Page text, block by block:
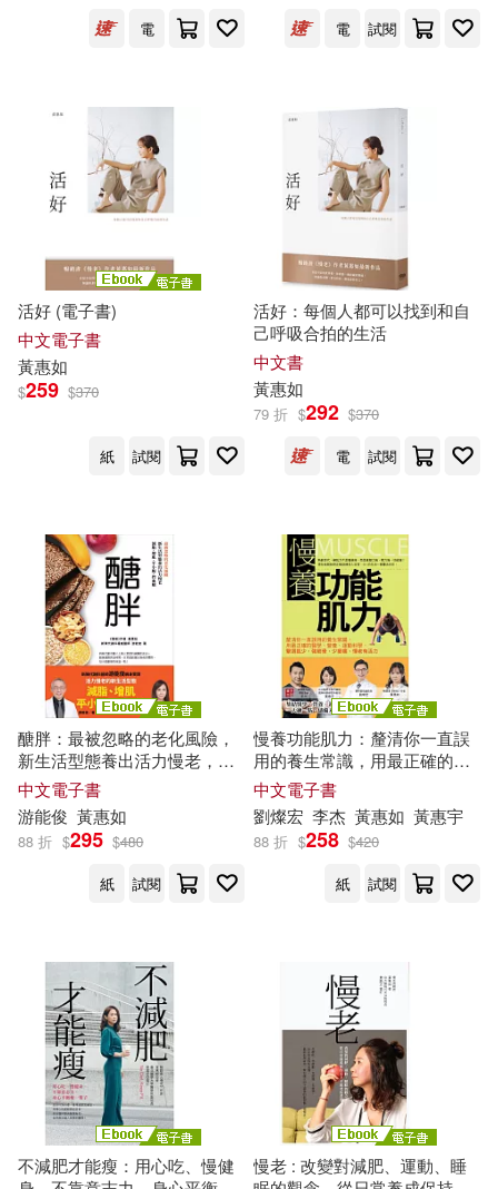
-
電
電
試閱
活好 (電子書)
中文電子書
黃惠如
$259 $370
紙 試閱
活好：每個人都可以找到和自
己呼吸合拍的生活
中文書
黃惠如
79 折 $292 $370
電
試閱
醣胖：最被忽略的老化風險，
新生活型態養出活力慢老，減
脂、增肌、平小腹、控血糖 (電
子書)
中文電子書
游能俊 黃惠如
88 折 $295 $480
紙
試閱
慢養功能肌力：釐清你一直誤
用的養生常識，用最正確的醫
學、營養、運動科學，擊退肌
少，強筋骨，少痠痛，慢老有
活力 (電子書)
中文電子書
劉燦宏 李杰 黃惠如 黃惠宇
88 折 $258 $420
紙
試閱
不減肥才能瘦：用心吃、慢健
慢老 : 改變對減肥、運動、睡